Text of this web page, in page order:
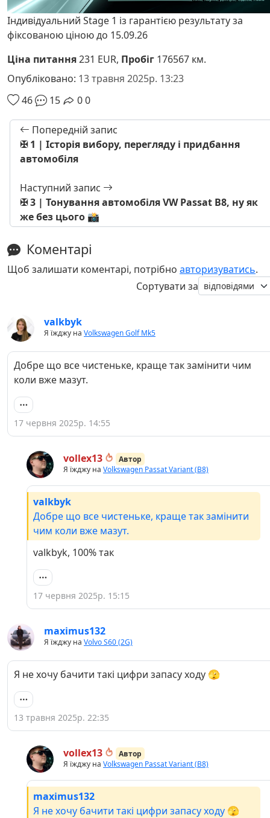
Індивідуальний Stage 1 із гарантією результату за
фіксованою ціною до 15.09.26
Ціна питання231 EUR, Пробіг 176567 км.
Опубліковано: 13 травня 2025р. 13:23
46
15 00
Попередній запис
✠ 1 | Історія вибору, перегляду і придбання
автомобіля
Наступний запис
✠ 3 | Тонування автомобіля VW Passat B8, ну як
же без цього 📸
Коментарі
Щоб залишати коментарі, потрібно авторизуватись.
Сортувати за
valkbyk
Я їжджу на Volkswagen Golf Mk5
Добре що все чистеньке, краще так замінити чим
коли вже мазут.
17 червня 2025р. 14:55
vollex13
Автор
Я їжджу на Volkswagen Passat Variant (B8)
valkbyk
Добре що все чистеньке, краще так замінити
чим коли вже мазут.
valkbyk, 100% так
17 червня 2025р. 15:15
maximus132
Я їжджу на Volvo S60 (2G)
Я не хочу бачити такі цифри запасу ходу 🫣
13 травня 2025р. 22:35
vollex13
Автор
Я їжджу на Volkswagen Passat Variant (B8)
maximus132
Я не хочу бачити такі цифри запасу ходу 🫣